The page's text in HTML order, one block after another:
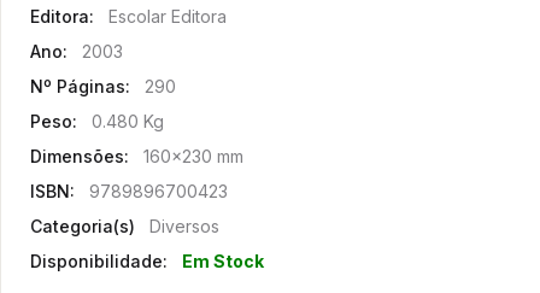
Editora:
Escolar Editora
Ano:
2003
Nº Páginas:
290
Peso:
0.480 Kg
Dimensões:
160x230 mm
ISBN:
9789896700423
Categoria(s)
Diversos
Disponibilidade:
Em Stock